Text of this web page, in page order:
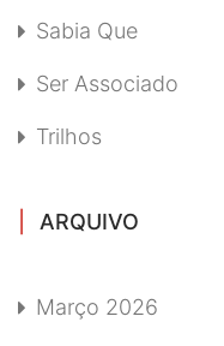
Sabia Que
Ser Associado
Trilhos
ARQUIVO
Março 2026